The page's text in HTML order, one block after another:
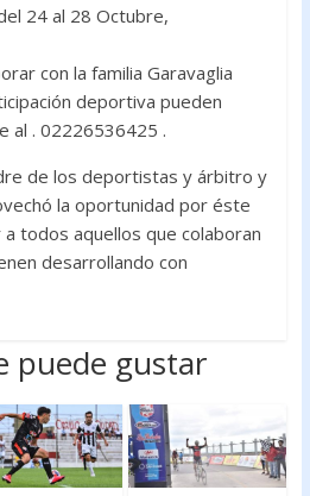
24 al 28 Octubre,
con la familia Garavaglia
deportiva pueden
al . 02226536425 .
de los deportistas y árbitro y
la oportunidad por éste
todos aquellos que colaboran
desarrollando con
puede gustar